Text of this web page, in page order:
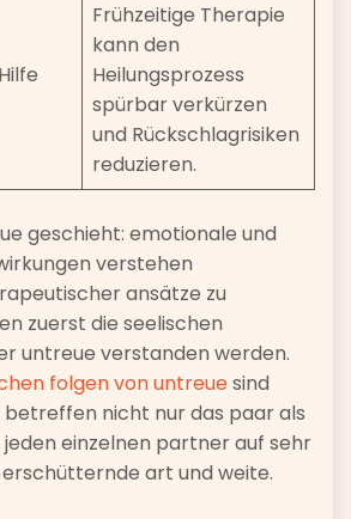
Frühzeitige Therapie
kann den
Heilungsprozess
spürbar verkürzen
und Rückschlagrisiken
reduzieren.
geschieht: emotionale und
verstehen
ansätze zu
zuerst die seelischen
untreue verstanden werden.
folgen von untreue sind
nicht nur das paar als
einzelnen partner auf sehr
art und weite.